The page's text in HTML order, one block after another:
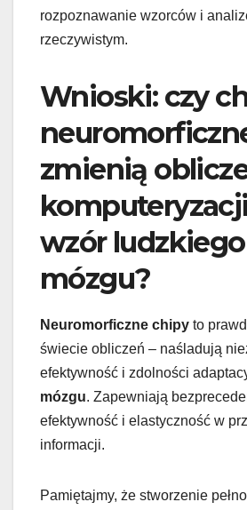
rozpoznawanie wzorców i
rzeczywistym.
Wnioski: czy
zmienią
wzór ludzkiego
mózgu?
Neuromorficzne chipy to
świecie obliczeń – naśladują
efektywność i zdolności
mózgu. Zapewniają
efektywność i elastyczność w
informacji.
Pamiętajmy, że stworzenie